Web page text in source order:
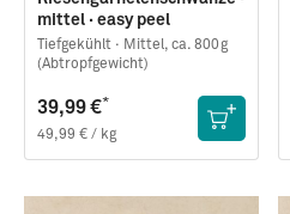
mittel · easy peel
Tiefgekühlt · Mittel, ca. 800g
(Abtropfgewicht)
39,99 €*
49,99 € / kg